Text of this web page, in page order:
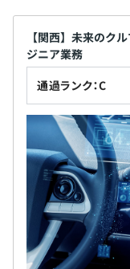
【関西】未来のク
ジニア業務
通過ランク：C